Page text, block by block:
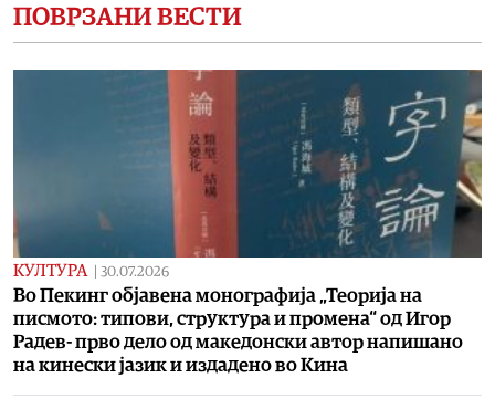
ПОВРЗАНИ ВЕСТИ
КУЛТУРА 30.07.2026
Во Пекинг објавена монографија „Теорија на
писмото: типови, структура и промена“ од Игор
Радев- прво дело од македонски автор напишано
на кинески јазик и издадено во Кина